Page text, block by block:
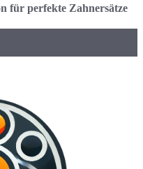
für perfekte Zahnersätze